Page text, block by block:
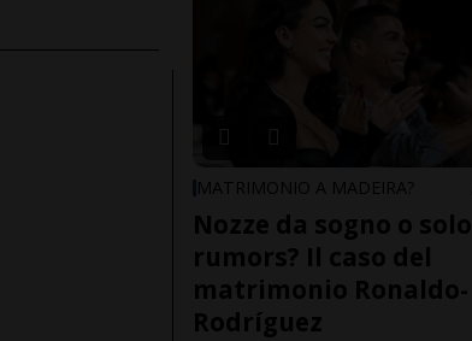
MATRIMONIO A MADEIRA?
Nozze da sogno o solo
rumors? Il caso del
matrimonio Ronaldo-
Rodríguez